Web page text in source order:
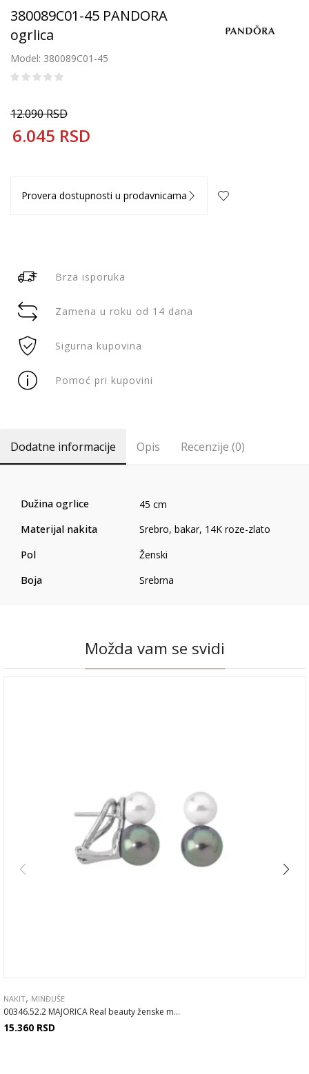
380089C01-45 PANDORA
ogrlica
Model: 380089C01-45
12.090RSD
6.045 RSD
Provera dostupnosti u prodavnicama
Brza isporuka
Zamena u roku od 14 dana
Sigurna kupovina
Pomoć pri kupovini
Dodatne informacije Opis Recenzije (0)
Dužina ogrlice 45 cm
Materijal nakita Srebro, bakar, 14K roze-zlato
Pol Ženski
Boja Srebrna
Možda vam se svidi
NAKIT, MINĐUŠE
00346.52.2 MAJORICA Real beauty ženske m...
15.360 RSD